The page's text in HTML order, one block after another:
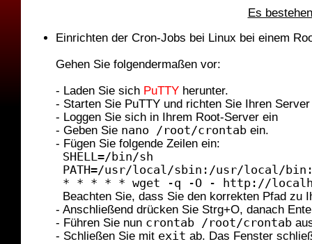
Es
Einrichten der Cron-Jobs bei Linux bei einem
Gehen Sie folgendermaßen vor:
- Laden Sie sich PuTTY herunter.
- Starten Sie PuTTY und richten Sie Ihren
- Loggen Sie sich in Ihrem Root-Server ein
- Geben Sie nano /root/crontab ein.
- Fügen Sie folgende Zeilen ein:
SHELL=/bin/sh
PATH=/usr/local/sbin:/usr/local/
* * * * * wget -q -O - http://
Beachten Sie, dass Sie den korrekten Pfad zu
- Anschließend drücken Sie Strg+O, danach
- Führen Sie nun crontab /root/crontab
- Schließen Sie mit exit ab. Das Fenster